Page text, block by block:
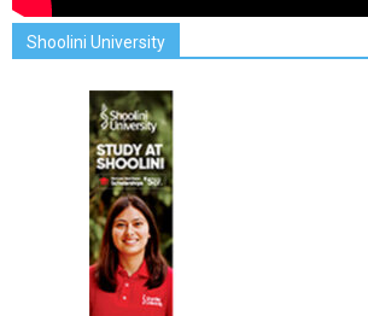
Shoolini University